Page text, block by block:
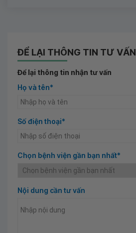
ĐỂ LẠI THÔNG TIN TƯ VẤN
Để lại thông tin nhận tư vấn
Họ và tên*
Số điện thoại*
Chọn bệnh viện gần bạn nhất*
Nội dung cần tư vấn